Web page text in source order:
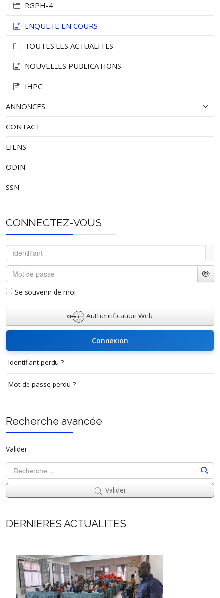
RGPH-4
ENQUETE EN COURS
TOUTES LES ACTUALITES
NOUVELLES PUBLICATIONS
IHPC
ANNONCES
CONTACT
LIENS
ODIN
SSN
CONNECTEZ-VOUS
Identifiant
Mot de passe
Se souvenir de moi
Authentification Web
Connexion
Identifiant perdu ?
Mot de passe perdu ?
Recherche avancée
Valider
Valider
DERNIERES ACTUALITES